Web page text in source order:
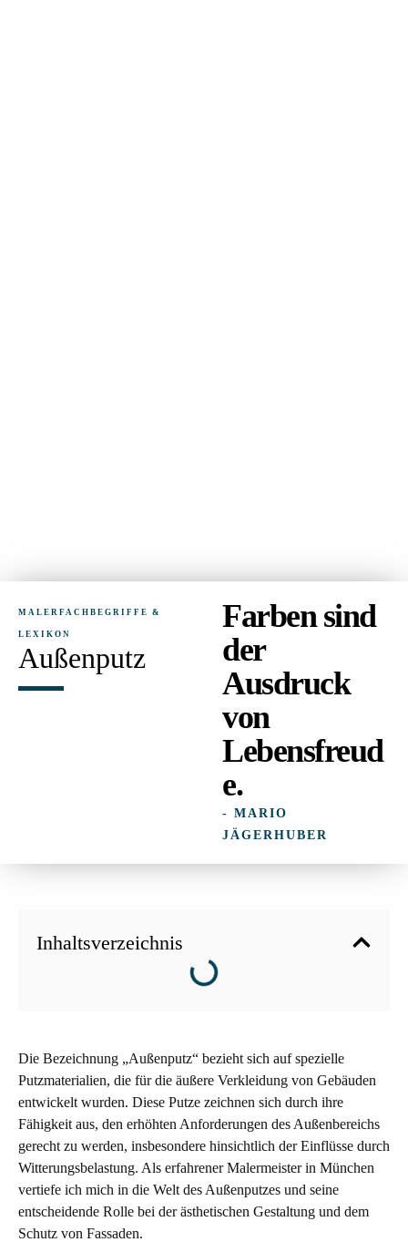
MALERFACHBEGRIFFE &
LEXIKON
Außenputz
Farben sind
der
Ausdruck
von
Lebensfreud
e.
- MARIO
JÄGERHUBER
Inhaltsverzeichnis
Die Bezeichnung „Außenputz“ bezieht sich auf spezielle
Putzmaterialien, die für die äußere Verkleidung von Gebäuden
entwickelt wurden. Diese Putze zeichnen sich durch ihre
Fähigkeit aus, den erhöhten Anforderungen des Außenbereichs
gerecht zu werden, insbesondere hinsichtlich der Einflüsse durch
Witterungsbelastung. Als erfahrener Malermeister in München
vertiefe ich mich in die Welt des Außenputzes und seine
entscheidende Rolle bei der ästhetischen Gestaltung und dem
Schutz von Fassaden.